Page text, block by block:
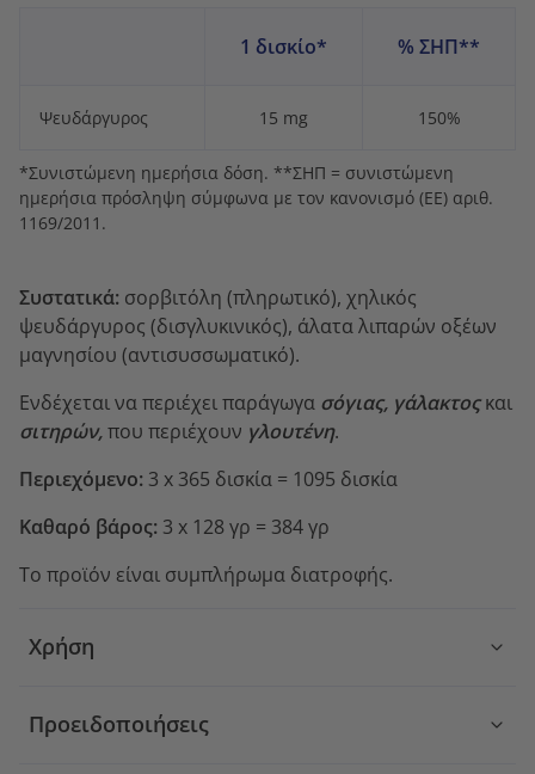
1 δισκίο* % ΣΗΠ**
Ψευδάργυρος 15 mg 150%
*Συνιστώμενη ημερήσια δόση. **ΣΗΠ = συνιστώμενη
ημερήσια πρόσληψη σύμφωνα με τον κανονισμό (ΕΕ) αριθ.
1169/2011.
Συστατικά: σορβιτόλη (πληρωτικό), χηλικός
ψευδάργυρος (δισγλυκινικός), άλατα λιπαρών οξέων
μαγνησίου (αντισυσσωματικό).
Ενδέχεται να περιέχει παράγωγα σόγιας, γάλακτοςκαι
σιτηρών,που περιέχουν γλουτένη.
Περιεχόμενο: 3 x 365 δισκία = 1095 δισκία
Καθαρό βάρος: 3 x 128 γρ = 384 γρ
Το προϊόν είναι συμπλήρωμα διατροφής.
Χρήση
Προειδοποιήσεις